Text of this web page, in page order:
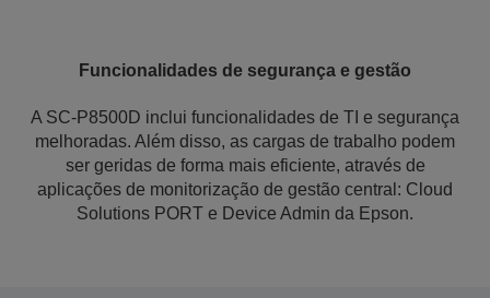
Funcionalidades de segurança e gestão
A SC-P8500D inclui funcionalidades de TI e segurança
melhoradas. Além disso, as cargas de trabalho podem
ser geridas de forma mais eficiente, através de
aplicações de monitorização de gestão central: Cloud
Solutions PORT e Device Admin da Epson.